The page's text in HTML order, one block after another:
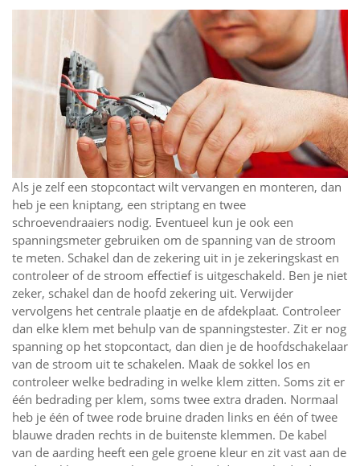
Als je zelf een stopcontact wilt vervangen en monteren, dan
heb je een kniptang, een striptang en twee
schroevendraaiers nodig. Eventueel kun je ook een
spanningsmeter gebruiken om de spanning van de stroom
te meten. Schakel dan de zekering uit in je zekeringskast en
controleer of de stroom effectief is uitgeschakeld. Ben je niet
zeker, schakel dan de hoofd zekering uit. Verwijder
vervolgens het centrale plaatje en de afdekplaat. Controleer
dan elke klem met behulp van de spanningstester. Zit er nog
spanning op het stopcontact, dan dien je de hoofdschakelaar
van de stroom uit te schakelen. Maak de sokkel los en
controleer welke bedrading in welke klem zitten. Soms zit er
één bedrading per klem, soms twee extra draden. Normaal
heb je één of twee rode bruine draden links en één of twee
blauwe draden rechts in de buitenste klemmen. De kabel
van de aarding heeft een gele groene kleur en zit vast aan de